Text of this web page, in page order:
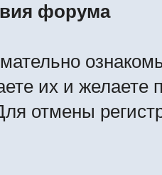
форума
их и желаете
отмены